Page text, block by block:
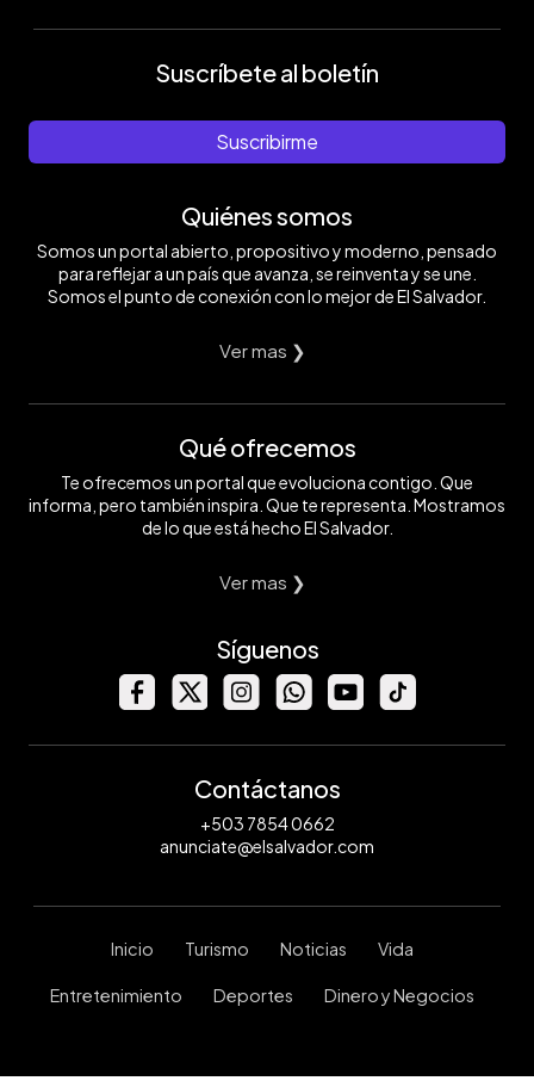
Suscríbete al boletín
Suscribirme
Quiénes somos
Somos un portal abierto, propositivo y moderno, pensado
para reflejar a un país que avanza, se reinventa y se une.
Somos el punto de conexión con lo mejor de El Salvador.
Ver mas ❯
Qué ofrecemos
Te ofrecemos un portal que evoluciona contigo. Que
informa, pero también inspira. Que te representa. Mostramos
de lo que está hecho El Salvador.
Ver mas ❯
Síguenos
Contáctanos
+503 7854 0662
anunciate@elsalvador.com
Inicio Turismo Noticias Vida
Entretenimiento Deportes Dinero y Negocios